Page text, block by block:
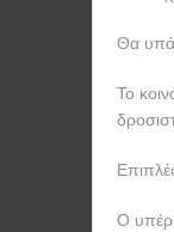
Θα
Το
Ο